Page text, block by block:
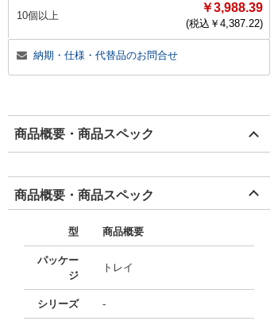
10個以上
￥3,988.39
(税込￥ 4,387.22)
納期・仕様・代替品のお問合せ
商品概要・商品スペック
商品概要・商品スペック
型 商品概要
パッケー
ジ
トレイ
シリーズ -